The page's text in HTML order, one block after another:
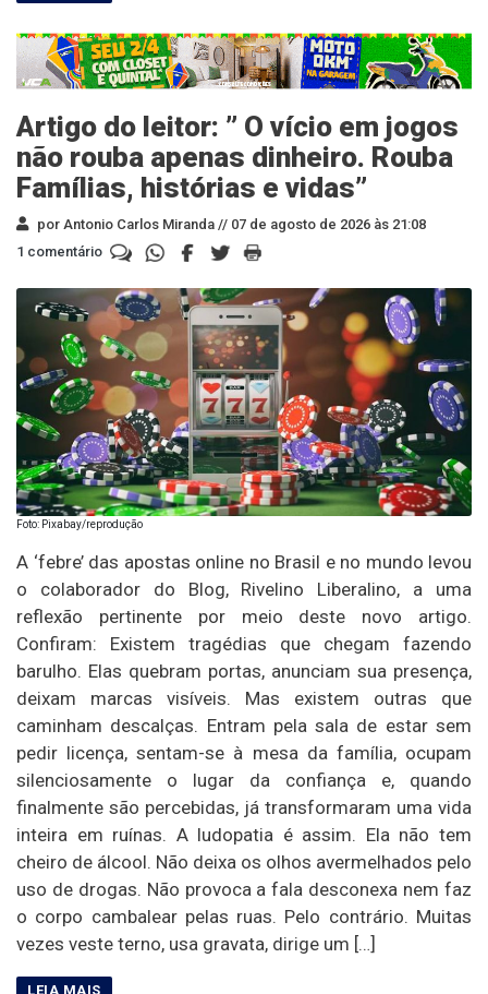
Artigo do leitor: ” O vício em jogos
não rouba apenas dinheiro. Rouba
Famílias, histórias e vidas”
por Antonio Carlos Miranda // 07 de agosto de 2026 às 21:08
1 comentário
Foto: Pixabay/reprodução
A ‘febre’ das apostas online no Brasil e no mundo levou
o colaborador do Blog, Rivelino Liberalino, a uma
reflexão pertinente por meio deste novo artigo.
Confiram: Existem tragédias que chegam fazendo
barulho. Elas quebram portas, anunciam sua presença,
deixam marcas visíveis. Mas existem outras que
caminham descalças. Entram pela sala de estar sem
pedir licença, sentam-se à mesa da família, ocupam
silenciosamente o lugar da confiança e, quando
finalmente são percebidas, já transformaram uma vida
inteira em ruínas. A ludopatia é assim. Ela não tem
cheiro de álcool. Não deixa os olhos avermelhados pelo
uso de drogas. Não provoca a fala desconexa nem faz
o corpo cambalear pelas ruas. Pelo contrário. Muitas
vezes veste terno, usa gravata, dirige um […]